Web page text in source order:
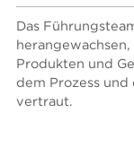
Das
Produkten und
dem Prozess
vertraut.